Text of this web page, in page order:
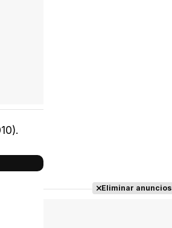
Eliminar anuncios